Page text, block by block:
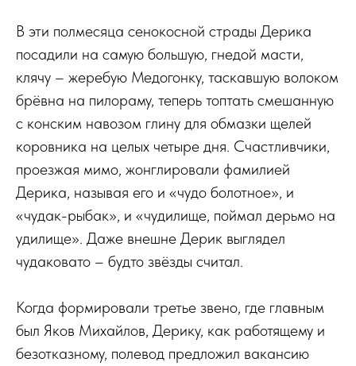
В эти полмесяца сенокосной страды Дерика
посадили на самую большую, гнедой масти,
клячу – жеребую Медогонку, таскавшую волоком
брёвна на пилораму, теперь топтать смешанную
с конским навозом глину для обмазки щелей
коровника на целых четыре дня. Счастливчики,
проезжая мимо, жонглировали фамилией
Дерика, называя его и «чудо болотное», и
«чудак-рыбак», и «чудилище, поймал дерьмо на
удилище». Даже внешне Дерик выглядел
чудаковато – будто звёзды считал.
Когда формировали третье звено, где главным
был Яков Михайлов, Дерику, как работящему и
безотказному, полевод предложил вакансию